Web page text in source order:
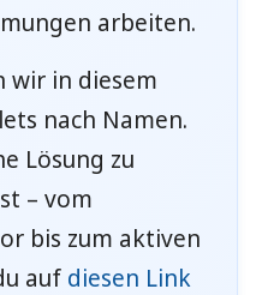
arbeiten.
wir in diesem
nach Namen.
Lösung zu
– vom
bis zum aktiven
auf diesen Link